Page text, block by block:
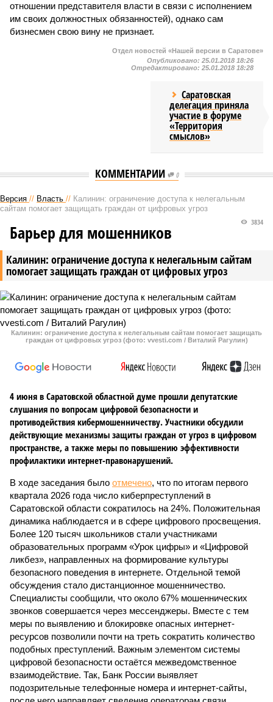
отношении представителя власти в связи с исполнением
им своих должностных обязанностей), однако сам
бизнесмен свою вину не признает.
Отдел новостей «Нашей версии в Саратове»
Опубликовано: 25.01.2018 18:26
Отредактировано: 25.01.2018 18:28
Саратовская
делегация приняла
участие в форуме
«Территория
смыслов»
КОММЕНТАРИИ 0
Версия // Власть // Калинин: ограничение доступа к нелегальным
сайтам помогает защищать граждан от цифровых угроз
Калинин: ограничение доступа к нелегальным сайтам
помогает защищать граждан от цифровых угроз
3834
Барьер для мошенников
Калинин: ограничение доступа к нелегальным сайтам помогает защищать
граждан от цифровых угроз (фото: vvesti.com / Виталий Рагулин)
4 июня в Саратовской областной думе прошли депутатские
слушания по вопросам цифровой безопасности и
противодействия кибермошенничеству. Участники обсудили
действующие механизмы защиты граждан от угроз в цифровом
пространстве, а также меры по повышению эффективности
профилактики интернет-правонарушений.
В ходе заседания было отмечено, что по итогам первого
квартала 2026 года число киберпреступлений в
Саратовской области сократилось на 24%. Положительная
динамика наблюдается и в сфере цифрового просвещения.
Более 120 тысяч школьников стали участниками
образовательных программ «Урок цифры» и «Цифровой
ликбез», направленных на формирование культуры
безопасного поведения в интернете. Отдельной темой
обсуждения стало дистанционное мошенничество.
Специалисты сообщили, что около 67% мошеннических
звонков совершается через мессенджеры. Вместе с тем
меры по выявлению и блокировке опасных интернет-
ресурсов позволили почти на треть сократить количество
подобных преступлений. Важным элементом системы
цифровой безопасности остаётся межведомственное
взаимодействие. Так, Банк России выявляет
подозрительные телефонные номера и интернет-сайты,